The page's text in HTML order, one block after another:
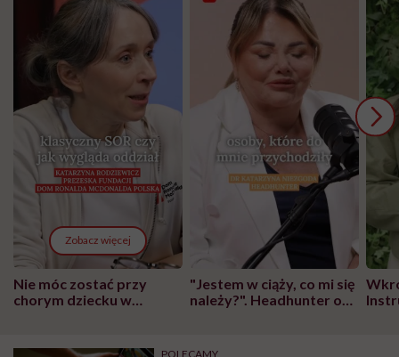
Zobacz więcej
Nie móc zostać przy
chorym dziecku w
może chyba tylko
"Jestem w ciąży, co mi się
należy?". Headhunter o
pracy
POLECAMY